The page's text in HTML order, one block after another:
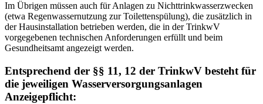
Im Übrigen müssen auch für Anlagen zu Nichttrinkwasserzwecken
(etwa Regenwassernutzung zur Toilettenspülung), die zusätzlich in
der Hausinstallation betrieben werden, die in der TrinkwV
vorgegebenen technischen Anforderungen erfüllt und beim
Gesundheitsamt angezeigt werden.
Entsprechend der §§ 11, 12 der TrinkwV besteht für
die jeweiligen Wasserversorgungsanlagen
Anzeigepflicht: